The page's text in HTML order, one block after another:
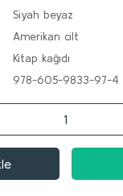
Siyah beyaz
Amerikan cilt
Kitap kağıdı
978-605-9833-97-4